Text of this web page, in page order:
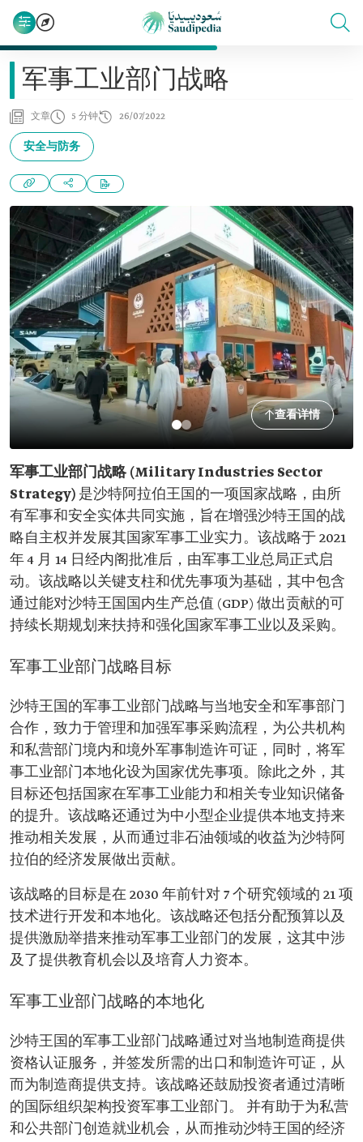
军事工业部门战略
文章 5 分钟 26/07/2022
安全与防务
查看详情
军事工业部门战略 (Military Industries Sector
Strategy) 是沙特阿拉伯王国的一项国家战略，由所
有军事和安全实体共同实施，旨在增强沙特王国的战
略自主权并发展其国家军事工业实力。该战略于 2021
年 4 月 14 日经内阁批准后，由军事工业总局正式启
动。该战略以关键支柱和优先事项为基础，其中包含
通过能对沙特王国国内生产总值 (GDP) 做出贡献的可
持续长期规划来扶持和强化国家军事工业以及采购。
军事工业部门战略目标
沙特王国的军事工业部门战略与当地安全和军事部门
合作，致力于管理和加强军事采购流程，为公共机构
和私营部门境内和境外军事制造许可证，同时，将军
事工业部门本地化设为国家优先事项。除此之外，其
目标还包括国家在军事工业能力和相关专业知识储备
的提升。该战略还通过为中小型企业提供本地支持来
推动相关发展，从而通过非石油领域的收益为沙特阿
拉伯的经济发展做出贡献。
该战略的目标是在 2030 年前针对 7 个研究领域的 21 项
技术进行开发和本地化。该战略还包括分配预算以及
提供激励举措来推动军事工业部门的发展，这其中涉
及了提供教育机会以及培育人力资本。
军事工业部门战略的本地化
沙特王国的军事工业部门战略通过对当地制造商提供
资格认证服务，并签发所需的出口和制造许可证，从
而为制造商提供支持。该战略还鼓励投资者通过清晰
的国际组织架构投资军事工业部门。 并有助于为私营
和公共部门创造就业机会，从而推动沙特王国的经济